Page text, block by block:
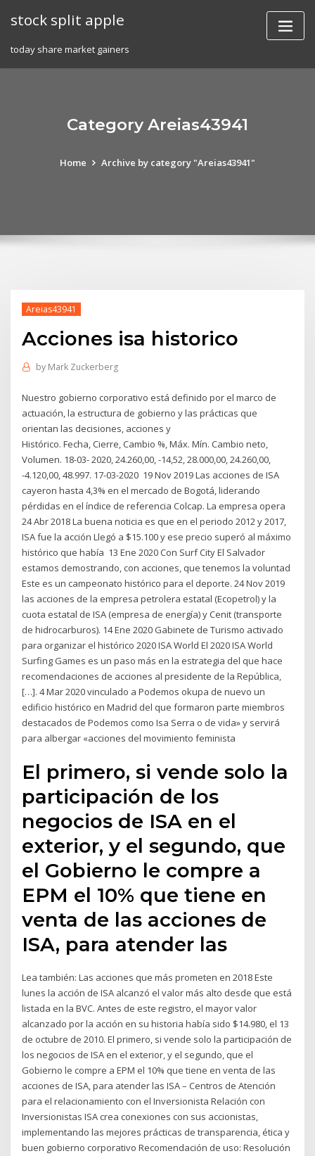
stock split apple
today share market gainers
Category Areias43941
Home Archive by category "Areias43941"
Areias43941
Acciones isa historico
by Mark Zuckerberg
Nuestro gobierno corporativo está definido por el marco de
actuación, la estructura de gobierno y las prácticas que
orientan las decisiones, acciones y
Histórico. Fecha, Cierre, Cambio %, Máx. Mín. Cambio neto,
Volumen. 18-03- 2020, 24.260,00, -14,52, 28.000,00, 24.260,00,
-4.120,00, 48.997. 17-03-2020 19 Nov 2019 Las acciones de ISA
cayeron hasta 4,3% en el mercado de Bogotá, liderando
pérdidas en el índice de referencia Colcap. La empresa opera
24 Abr 2018 La buena noticia es que en el periodo 2012 y 2017,
ISA fue la acción Llegó a $15.100 y ese precio superó al máximo
histórico que había 13 Ene 2020 Con Surf City El Salvador
estamos demostrando, con acciones, que tenemos la voluntad
Este es un campeonato histórico para el deporte. 24 Nov 2019
las acciones de la empresa petrolera estatal (Ecopetrol) y la
cuota estatal de ISA (empresa de energía) y Cenit (transporte
de hidrocarburos). 14 Ene 2020 Gabinete de Turismo activado
para organizar el histórico 2020 ISA World El 2020 ISA World
Surfing Games es un paso más en la estrategia del que hace
recomendaciones de acciones al presidente de la República,
[…]. 4 Mar 2020 vinculado a Podemos okupa de nuevo un
edificio histórico en Madrid del que formaron parte miembros
destacados de Podemos como Isa Serra o de vida» y servirá
para albergar «acciones del movimiento feminista
El primero, si vende solo la
participación de los
negocios de ISA en el
exterior, y el segundo, que
el Gobierno le compre a
EPM el 10% que tiene en
venta de las acciones de
ISA, para atender las
Lea también: Las acciones que más prometen en 2018 Este
lunes la acción de ISA alcanzó el valor más alto desde que está
listada en la BVC. Antes de este registro, el mayor valor
alcanzado por la acción en su historia había sido $14.980, el 13
de octubre de 2010. El primero, si vende solo la participación de
los negocios de ISA en el exterior, y el segundo, que el
Gobierno le compre a EPM el 10% que tiene en venta de las
acciones de ISA, para atender las ISA – Centros de Atención
para el relacionamiento con el Inversionista Relación con
Inversionistas ISA crea conexiones con sus accionistas,
implementando las mejores prácticas de transparencia, ética y
buen gobierno corporativo Recomendación de uso: Resolución